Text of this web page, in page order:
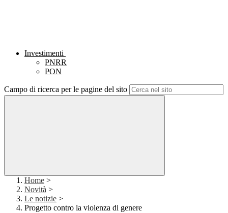
Investimenti
PNRR
PON
Campo di ricerca per le pagine del sito
Home >
Novità >
Le notizie >
Progetto contro la violenza di genere